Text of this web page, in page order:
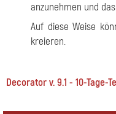
anzunehmen und
Auf diese Weise
kreieren.
Decorator v. 9.1 - 10-Tage-